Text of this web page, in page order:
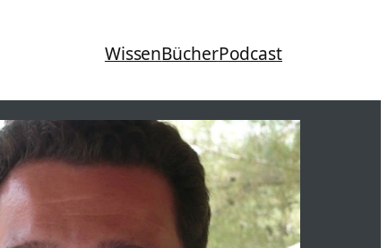
WissenBücherPodcast